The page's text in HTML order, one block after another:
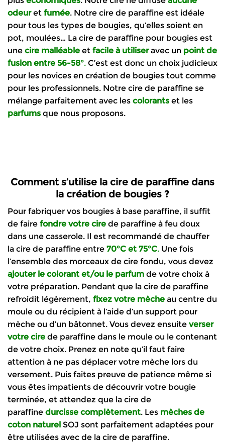
odeur et fumée. Notre cire de paraffine est idéale
pour tous les types de bougies, qu’elles soient en
pot, moulées… La cire de paraffine pour bougies est
une cire malléable et facile à utiliseravec un point de
fusion entre 56-58°. C’est est donc un choix judicieux
pour les novices en création de bougies tout comme
pour les professionnels. Notre cire de paraffine se
mélange parfaitement avec les colorants et les
parfums que nous proposons.
Comment s’utilise la cire de paraffine dans
la création de bougies ?
Pour fabriquer vos bougies à base paraffine, il suffit
de faire fondre votre cire de paraffine à feu doux
dans une casserole. Il est recommandé de chauffer
la cire de paraffine entre 70°C et 75°C. Une fois
l’ensemble des morceaux de cire fondu, vous devez
ajouter le colorant et/ou le parfum de votre choix à
votre préparation. Pendant que la cire de paraffine
refroidit légèrement, fixez votre mèche au centre du
moule ou du récipient à l’aide d’un support pour
mèche ou d’un bâtonnet. Vous devez ensuite verser
votre cire de paraffine dans le moule ou le contenant
de votre choix. Prenez en note qu’il faut faire
attention à ne pas déplacer votre mèche lors du
versement. Puis faites preuve de patience même si
vous êtes impatients de découvrir votre bougie
terminée, et attendez que la cire de
paraffine durcisse complètement. Les mèches de
coton naturel SOJ sont parfaitement adaptées pour
être utilisées avec de la cire de paraffine.